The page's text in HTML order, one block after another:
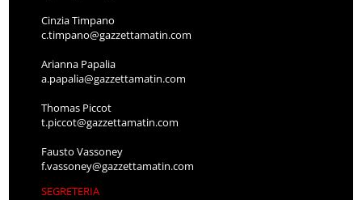
Cinzia Timpano
c.timpano@gazzettamatin.com
Arianna Papalia
a.papalia@gazzettamatin.com
Thomas Piccot
t.piccot@gazzettamatin.com
Fausto Vassoney
f.vassoney@gazzettamatin.com
SEGRETERIA